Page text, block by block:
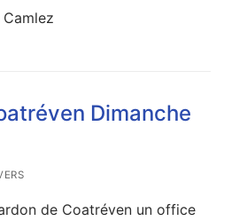
Dimanche
de Coatréven un office